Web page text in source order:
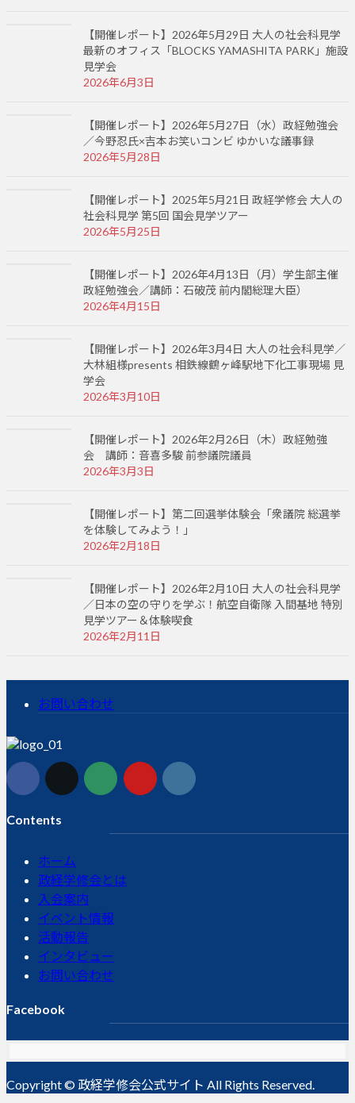
【開催レポート】2026年5月29日 大人の社会科見学
最新のオフィス「BLOCKS YAMASHITA PARK」施設
見学会
2026年6月3日
【開催レポート】2026年5月27日（水）政経勉強会
／今野忍氏×吉本お笑いコンビ ゆかいな議事録
2026年5月28日
【開催レポート】2025年5月21日 政経学修会 大人の
社会科見学 第5回 国会見学ツアー
2026年5月25日
【開催レポート】2026年4月13日（月）学生部主催
政経勉強会／講師：石破茂 前内閣総理大臣）
2026年4月15日
【開催レポート】2026年3月4日 大人の社会科見学／
大林組様presents 相鉄線鶴ヶ峰駅地下化工事現場 見
学会
2026年3月10日
【開催レポート】2026年2月26日（木）政経勉強
会 講師：音喜多駿 前参議院議員
2026年3月3日
【開催レポート】第二回選挙体験会「衆議院 総選挙
を体験してみよう！」
2026年2月18日
【開催レポート】2026年2月10日 大人の社会科見学
／日本の空の守りを学ぶ！航空自衛隊 入間基地 特別
見学ツアー＆体験喫食
2026年2月11日
お問い合わせ
Contents
ホーム
政経学修会とは
入会案内
イベント情報
活動報告
インタビュー
お問い合わせ
Facebook
Copyright © 政経学修会公式サイト All Rights Reserved.